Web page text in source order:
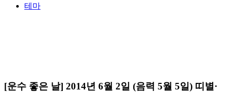
테마
[운수 좋은 날] 2014년 6월 2일 (음력 5월 5일) 띠별·